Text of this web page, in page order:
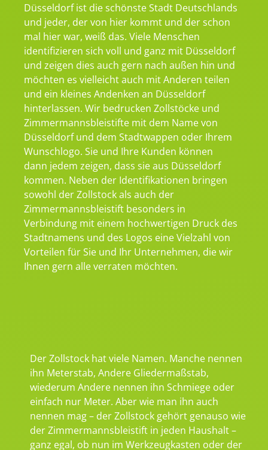
Düsseldorf ist die schönste Stadt Deutschlands
und jeder, der von hier kommt und der schon
mal hier war, weiß das. Viele Menschen
identifizieren sich voll und ganz mit Düsseldorf
und zeigen dies auch gern nach außen hin und
möchten es vielleicht auch mit Anderen teilen
und ein kleines Andenken an Düsseldorf
hinterlassen. Wir bedrucken Zollstöcke und
Zimmermannsbleistifte mit dem Name von
Düsseldorf und dem Stadtwappen oder Ihrem
Wunschlogo. Sie und Ihre Kunden können
dann jedem zeigen, dass sie aus Düsseldorf
kommen. Neben der Identifikationen bringen
sowohl der Zollstock als auch der
Zimmermannsbleistift besonders in
Verbindung mit einem hochwertigen Druck des
Stadtnamens und des Logos eine Vielzahl von
Vorteilen für Sie und Ihr Unternehmen, die wir
Ihnen gern alle verraten möchten.
Der Zollstock hat viele Namen. Manche nennen
ihn Meterstab, Andere Gliedermaßstab,
wiederum Andere nennen ihn Schmiege oder
einfach nur Meter. Aber wie man ihn auch
nennen mag – der Zollstock gehört genauso wie
der Zimmermannsbleistift in jeden Haushalt –
ganz egal, ob nun im Werkzeugkasten oder der